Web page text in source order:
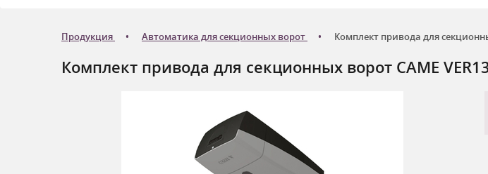
Продукция Автоматика для секционных ворот Комплект привода для
Комплект привода для секционных ворот CAME